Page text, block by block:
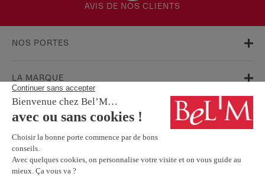
AVIS DE NOS CLIENTS
NOS PORTES
LA MARQUE
AIDE & SUPPORT
FAQ
Garanties
Service Après-Vente
BESOIN D'INFORMATIONS ? NOS CONSEILLERS SONT À VOTRE